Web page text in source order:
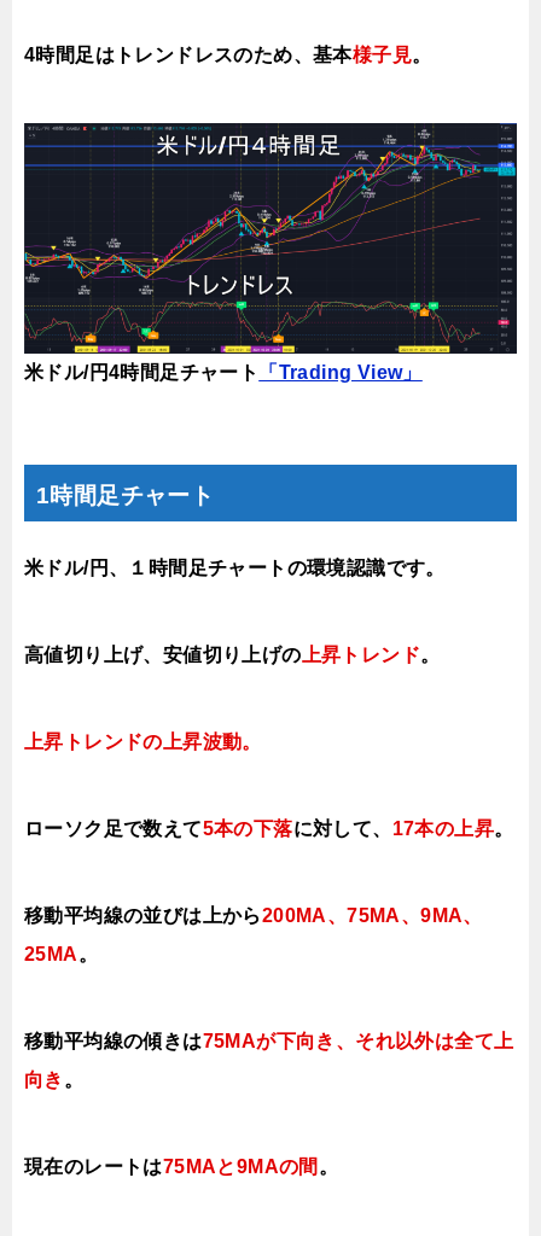
4時間足はトレンドレスのため、基本様子見。
米ドル/円4時間足チャート 「Trading View」
1時間足チャート
米ドル/円、１時間足チャートの環境認識です。
高値切り上げ、安値切り上げの 上昇トレンド。
上昇トレンドの上昇波動。
ローソク足で数えて5本の下落に対して、 17本の上昇。
移動平均線の並びは上から200MA、75MA、9MA、
25MA。
移動平均線の傾きは75MAが下向き、それ以外は全て上
向き 。
現在のレートは75MAと9MAの間 。